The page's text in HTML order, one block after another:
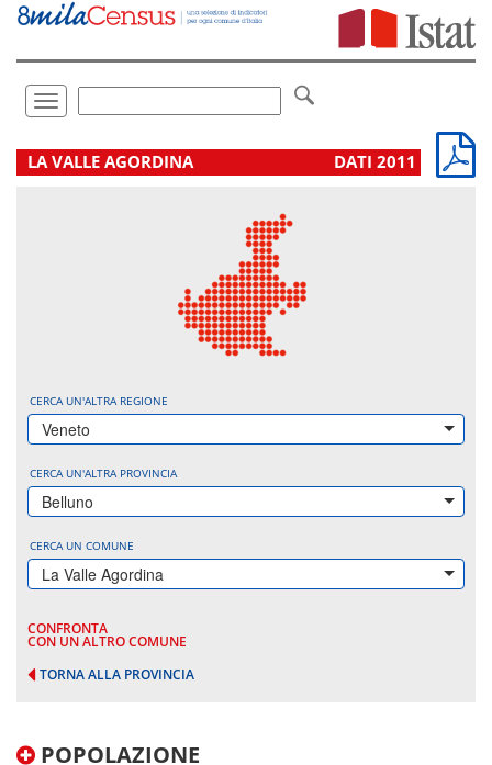
Vai
direttamente
Toggle
navigation
LA VALLE AGORDINA DATI 2011
CERCA UN'ALTRA REGIONE
Veneto
CERCA UN'ALTRA PROVINCIA
Belluno
CERCA UN COMUNE
La Valle Agordina
CONFRONTA
CON UN ALTRO COMUNE
TORNA ALLA PROVINCIA
POPOLAZIONE